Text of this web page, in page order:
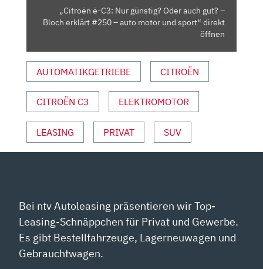
BLOCH
–
AUTO
MOTOR
UND
VON
YOUTUBE
„Citroën ë-C3: Nur günstig? Oder auch gut? –
Bloch erklärt #250 – auto motor und sport“ direkt
öffnen
AUTOMATIKGETRIEBE CITROËN
CITROËN C3 ELEKTROMOTOR
LEASING PRIVAT SUV
Bei ntv Autoleasing präsentieren wir Top-
Leasing-Schnäppchen für Privat und Gewerbe.
Es gibt Bestellfahrzeuge, Lagerneuwagen und
Gebrauchtwagen.